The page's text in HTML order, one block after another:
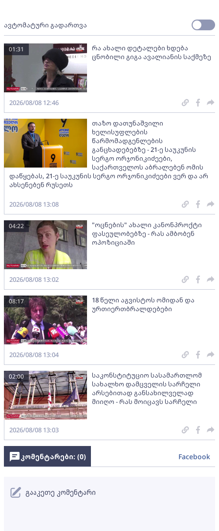
ავტომატური გადართვა
რა ახალი დეტალები ხდება
ცნობილი გიგა ავალიანის საქმეზე
01:31
2026/08/08 12:46
თაზო დათუნაშვილი
ხელისუფლების
წარმომადგენლების
განცხადებებზე - 21-ე საუკუნის
სერგო ორჯონიკიძეები,
საქართველოს აბრალებენ ომის
დაწყებას, 21-ე საუკუნის სერგო ორჯონიკიძეები ვერ და არ
ახსენებენ რუსეთს
2026/08/08 13:08
"ოცნების" ახალი კანონპროქტი
ფასეულობებზე - რას ამბობენ
ოპოზიციაში
04:22
2026/08/08 13:02
18 წელი აგვისტოს ომიდან და
ურთიერთბრალდებები
08:17
2026/08/08 13:04
საკონსტიტუციო სასამართლომ
სახალხო დამცველის სარჩელი
არსებითად განსახილველად
მიიღო - რას მოიცავს სარჩელი
02:00
2026/08/08 13:03
კომენტარები: (0) Facebook
გააკეთე კომენტარი